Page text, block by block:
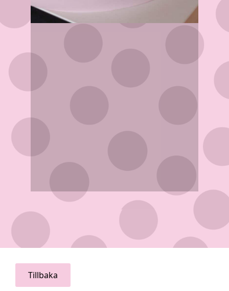
Tillbaka